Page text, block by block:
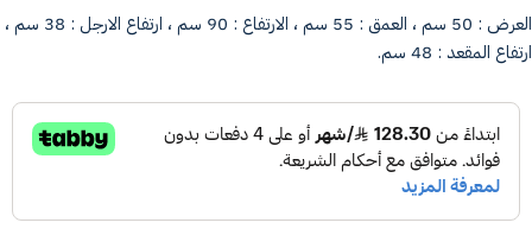
العرض : 50 سم ، العمق : 55 سم ، الارتفاع : 90 سم ، ارتفاع الارجل : 38 سم ،
ارتفاع المقعد : 48 سم.